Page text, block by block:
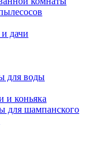
дачи
для воды
и коньяка
для шампанского